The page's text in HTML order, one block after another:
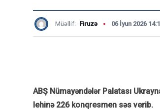
Müəllif: Firuzə 06 İyun 2026
ABŞ Nümayəndələr Palatası
lehinə 226 konqresmen səs verib.